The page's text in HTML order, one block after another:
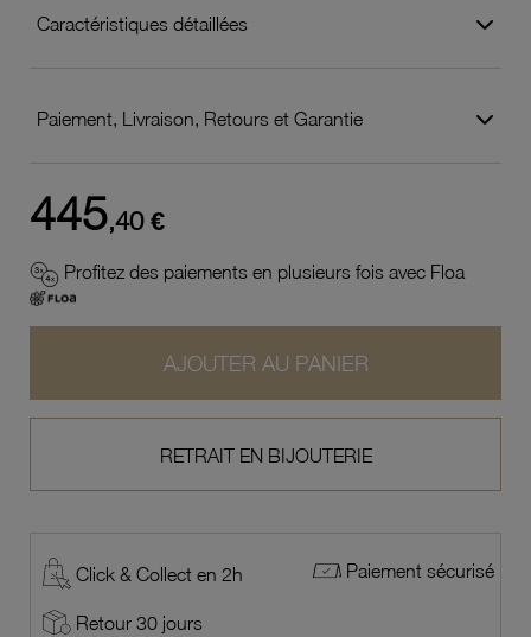
Caractéristiques détaillées
Paiement, Livraison, Retours et Garantie
445,40 €
Profitez des paiements en plusieurs fois avec Floa
AJOUTER AU PANIER
RETRAIT EN BIJOUTERIE
Click & Collect en 2h Paiement sécurisé
Retour 30 jours